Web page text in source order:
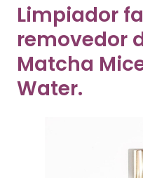
Limpiador
removedor
Matcha
Water.